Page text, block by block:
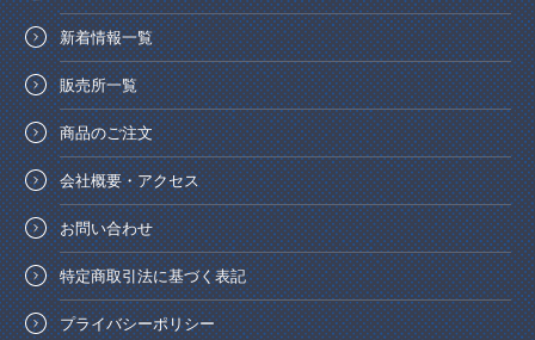
新着情報一覧
販売所一覧
商品のご注文
会社概要・アクセス
お問い合わせ
特定商取引法に基づく表記
プライバシーポリシー